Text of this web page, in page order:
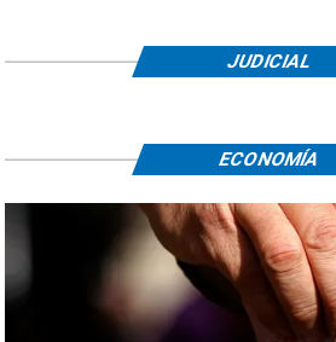
JUDICIAL
ECONOMÍA